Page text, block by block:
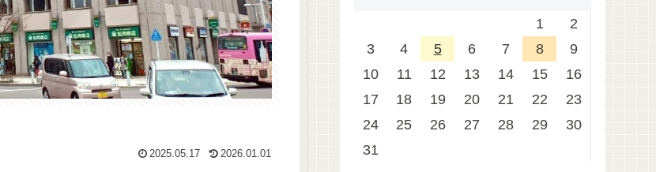
2025.05.17 2026.01.01
1
2
3
4 5 6 7 8
9
10
11 12 13 14 15
16
17
18 19 20 21 22
23
24
25 26 27 28 29
30
31